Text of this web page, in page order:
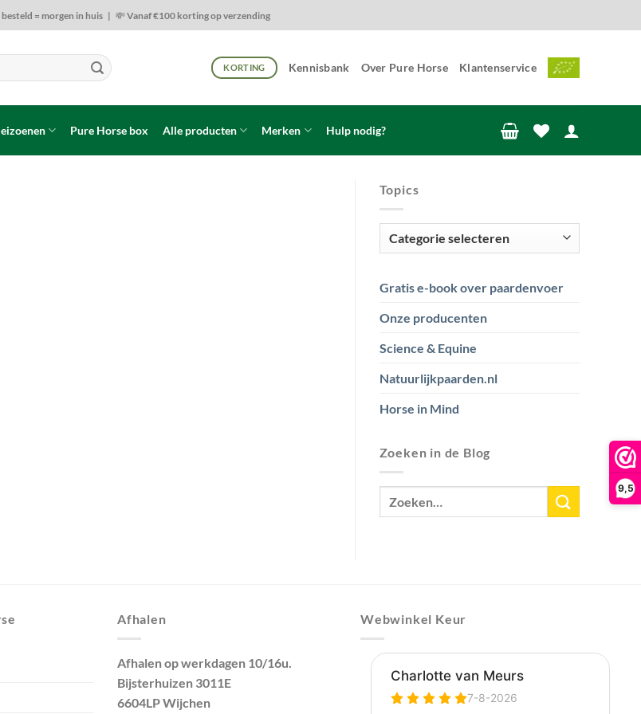
9,5
= morgen in huis | 💸 Vanaf €100 korting op verzending
KORTING Kennisbank Over Pure Horse Klantenservice
Pure Horse box Alle producten Merken Hulp nodig?
Topics
Topics
Gratis e-book over paardenvoer
Onze producenten
Science & Equine
Natuurlijkpaarden.nl
Horse in Mind
Zoeken in de Blog
Afhalen
Afhalen op werkdagen 10/16u.
Bijsterhuizen 3011E
6604LP Wijchen
Webwinkel Keur